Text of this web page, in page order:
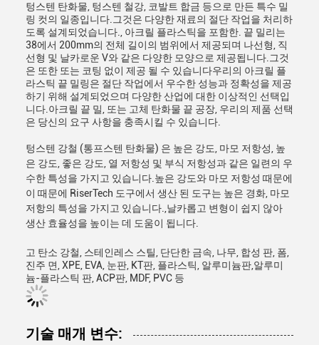
텅스텐 탄화물, 텅스텐 철강, 코발트 합금 등으로 만든 특수 밀
링 컷의 일종입니다.그것은 다양한 재료의 절단 작업을 처리하
도록 설계되었습니다., 아크릴 플라스틱을 포함한. 끝 밀리는
38에서 200mm의 전체 길이의 범위에서 제공되며 나선형, 직
선형 및 날카로운 V와 같은 다양한 모양으로 제공됩니다.그것
은 또한 또는 코팅 없이 제공 될 수 있습니다우리의 아크릴 플
라스틱 끝 밀링은 절단 작업에서 우수한 성능과 정확성을 제공
하기 위해 설계되었으며 다양한 산업에 대한 이상적인 선택입
니다.아크릴 끝 밀, 또는 고체 탄화물 끝 공장, 우리의 제품 선택
은 당신의 요구 사항을 충족시킬 수 있습니다.
텅스텐 강철 (통프스텐 탄화물) 은 높은 강도, 마모 저항성, 높
은 강도, 좋은 강도, 열 저항성 및 부식 저항성과 같은 일련의 우
수한 특성을 가지고 있습니다.높은 강도와 마모 저항성 때문에
이 때문에 RiserTech 도구에서 생산 된 도구는 높은 경화, 마모
저항의 특성을 가지고 있습니다.,날카롭고 변형이 쉽지 않아
생산 효율성을 높이는 데 도움이 됩니다.
고 탄소 강철, 스테인레스 스틸, 단단한 금속, 나무, 합성 판, 폼,
진주 면, XPE, EVA, 눈판, KT판, 플라스틱, 알루미늄판,알루미
늄-플라스틱 판, ACP판, MDF, PVC 등
기술 매개 변수: